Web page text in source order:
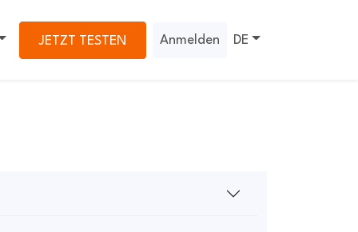
JETZT TESTEN Anmelden DE